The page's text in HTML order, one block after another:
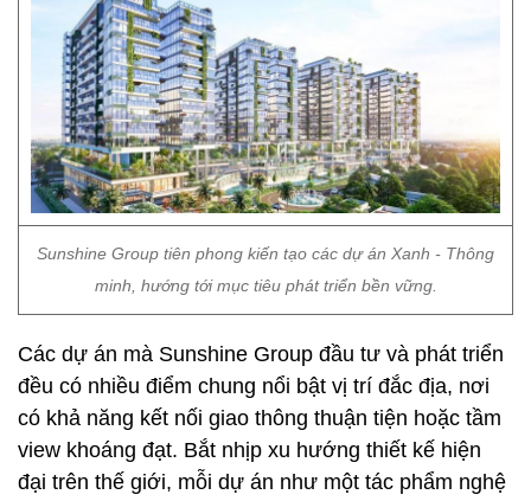
Sunshine Group tiên phong kiến tạo các dự án Xanh - Thông
minh, hướng tới mục tiêu phát triển bền vững.
Các dự án mà Sunshine Group đầu tư và phát triển
đều có nhiều điểm chung nổi bật vị trí đắc địa, nơi
có khả năng kết nối giao thông thuận tiện hoặc tầm
view khoáng đạt. Bắt nhịp xu hướng thiết kế hiện
đại trên thế giới, mỗi dự án như một tác phẩm nghệ